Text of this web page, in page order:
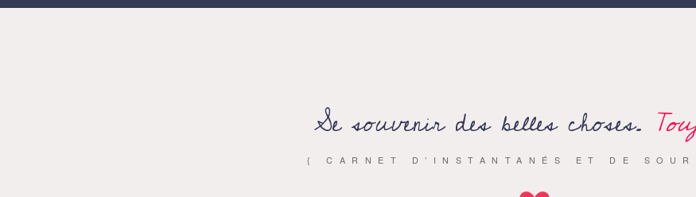
Se souvenir des belles choses.
{ CARNET D’INSTANTANÉS ET DE